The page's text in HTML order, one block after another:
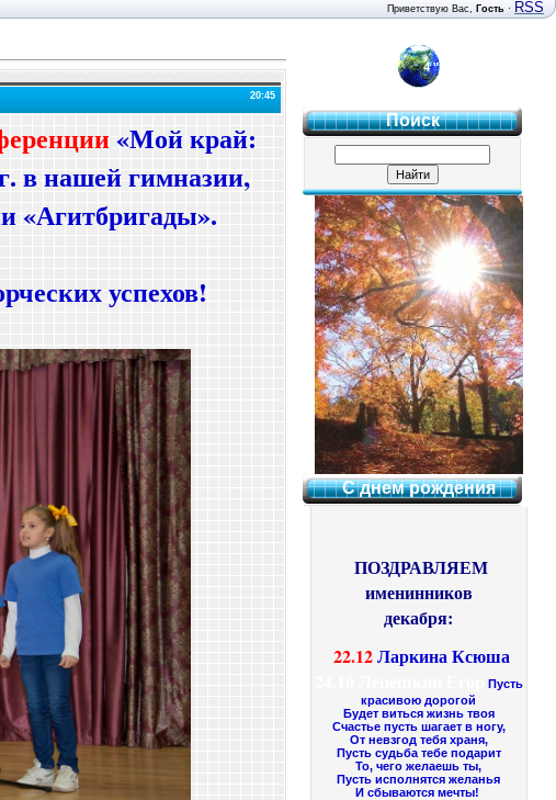
Приветствую Вас, Гость · RSS
20:45
«Мой край:
в нашей гимназии,
«Агитбригады».
успехов!
4 "Б"
Поиск
С днем рождения
ПОЗДРАВЛЯЕМ
именинников
декабря:
22.12Ларкина Ксюша
Пусть
красивою дорогой
Будет виться жизнь твоя
Счастье пусть шагает в ногу,
От невзгод тебя храня,
Пусть судьба тебе подарит
То, чего желаешь ты,
Пусть исполнятся желанья
И сбываются мечты!